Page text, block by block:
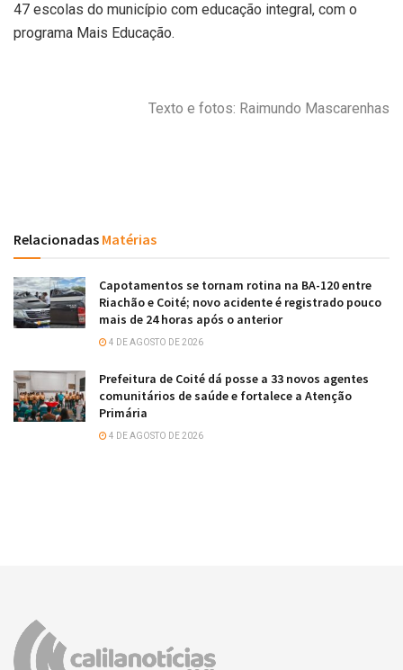
47 escolas do município com educação integral, com o
programa Mais Educação.
Texto e fotos: Raimundo Mascarenhas
Relacionadas Matérias
Capotamentos se tornam rotina na BA-120 entre
Riachão e Coité; novo acidente é registrado pouco
mais de 24 horas após o anterior
4 DE AGOSTO DE 2026
Prefeitura de Coité dá posse a 33 novos agentes
comunitários de saúde e fortalece a Atenção
Primária
4 DE AGOSTO DE 2026